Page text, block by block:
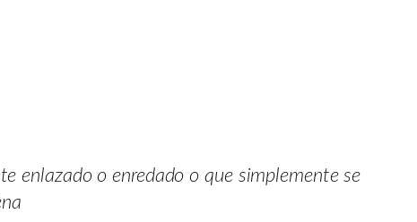
enlazado o enredado o que simplemente se